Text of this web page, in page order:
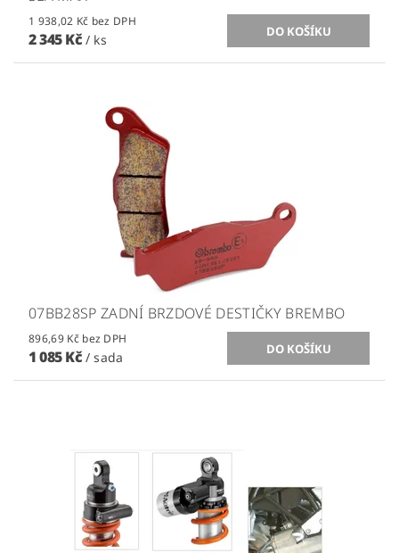
1 938,02 Kč bez DPH
2 345 Kč / ks
07BB28SP ZADNÍ BRZDOVÉ DESTIČKY BREMBO
896,69 Kč bez DPH
1 085 Kč / sada